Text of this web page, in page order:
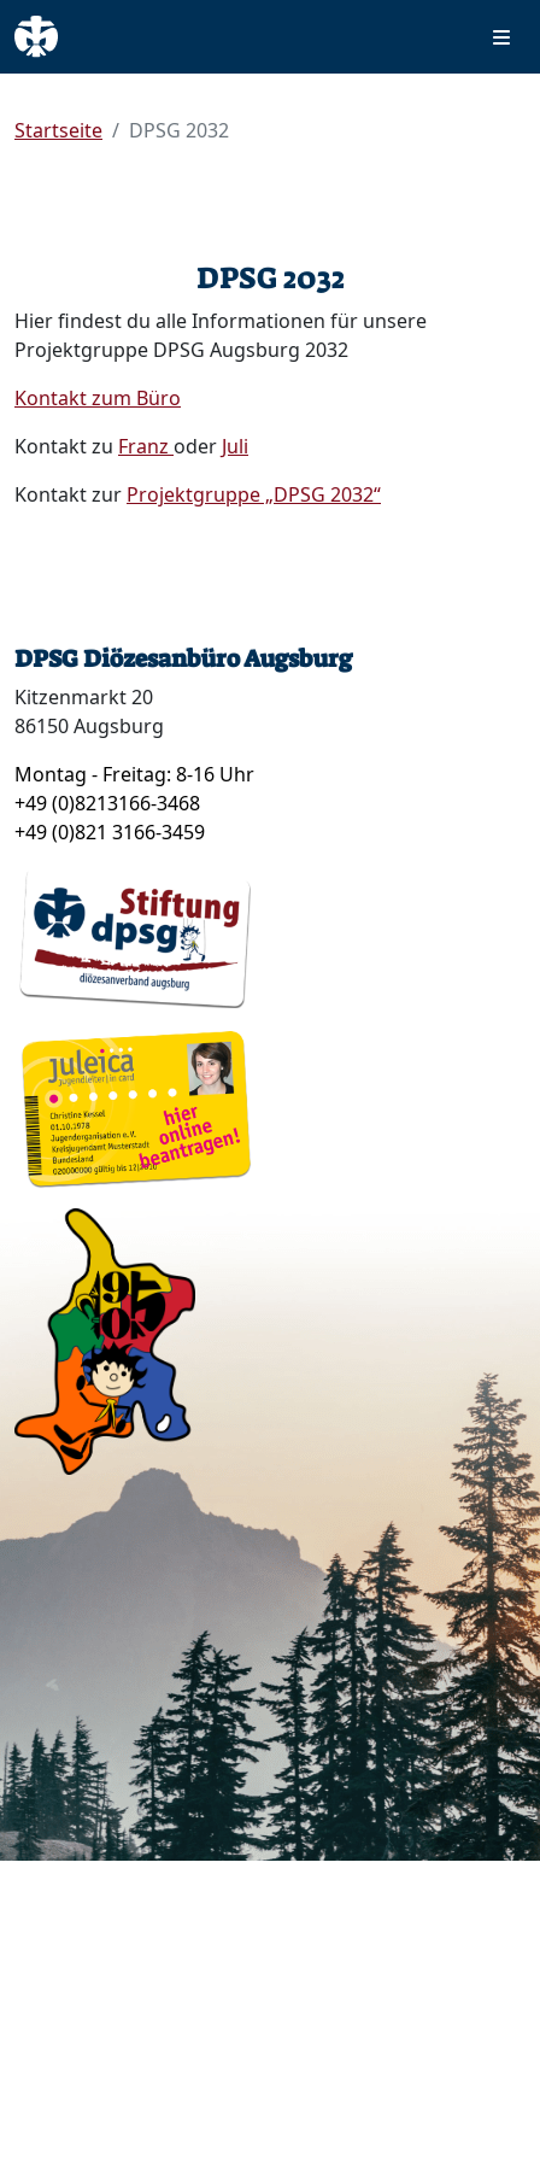
Startseite DPSG 2032
DPSG 2032
Hier findest du alle Informationen für unsere
Projektgruppe DPSG Augsburg 2032
Kontakt zum Büro
Kontakt zu Franz oder Juli
Kontakt zur Projektgruppe „DPSG 2032“
DPSG Diözesanbüro Augsburg
Kitzenmarkt 20
86150 Augsburg
Montag - Freitag: 8-16 Uhr
+49 (0)8213166-3468
+49 (0)821 3166-3459